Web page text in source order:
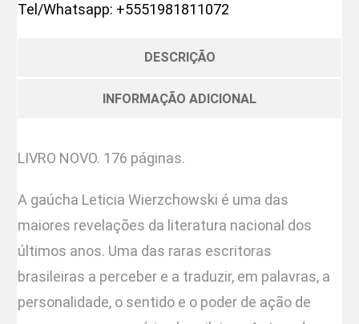
Tel/Whatsapp: +5551981811072
DESCRIÇÃO
INFORMAÇÃO ADICIONAL
LIVRO NOVO. 176 páginas.
A gaúcha Leticia Wierzchowski é uma das
maiores revelações da literatura nacional dos
últimos anos. Uma das raras escritoras
brasileiras a perceber e a traduzir, em palavras, a
personalidade, o sentido e o poder de ação de